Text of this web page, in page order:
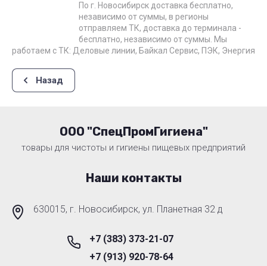
По г. Новосибирск доставка бесплатно,
независимо от суммы, в регионы
отправляем ТК, доставка до терминала -
бесплатно, независимо от суммы. Мы
работаем с ТК: Деловые линии, Байкал Сервис, ПЭК, Энергия
Назад
ООО "СпецПромГигиена"
товары для чистоты и гигиены пищевых предприятий
Наши контакты
630015, г. Новосибирск, ул. Планетная 32 д
+7 (383) 373-21-07
+7 (913) 920-78-64